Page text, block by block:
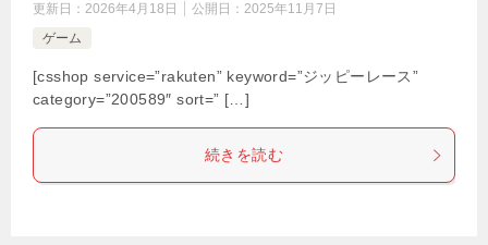
更新日： 2026年4月18日 公開日： 2025年11月7日
ゲーム
[csshop service=”rakuten” keyword=”ジッピーレース”
category=”200589″ sort=” […]
続きを読む